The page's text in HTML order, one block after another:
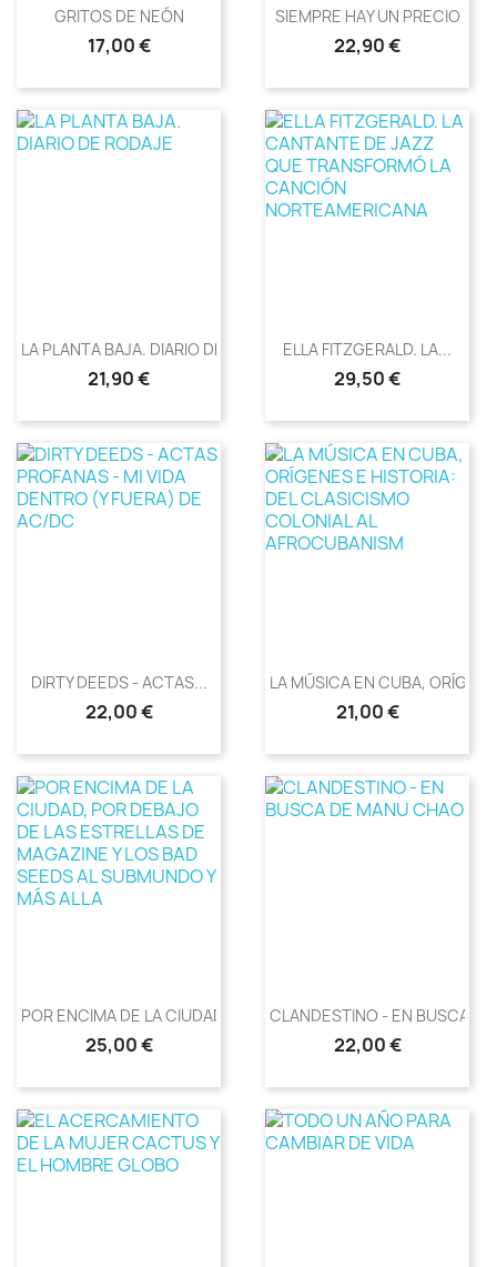
GRITOS DE NEÓN
Precio
17,00 €
SIEMPRE HAY UN PRECIO
Precio
22,90 €
LA PLANTA BAJA. DIARIO DE...
Precio
21,90 €
ELLA FITZGERALD. LA...
Precio
29,50 €
DIRTY DEEDS - ACTAS...
Precio
22,00 €
LA MÚSICA EN CUBA,
Precio
21,00 €
POR ENCIMA DE LA CIUDAD,...
Precio
25,00 €
CLANDESTINO - EN BUSCA
Precio
22,00 €